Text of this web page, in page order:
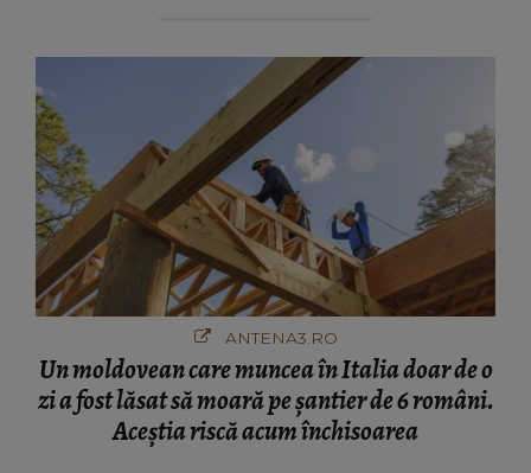
ANTENA3.RO
Un moldovean care muncea în Italia doar de o
zi a fost lăsat să moară pe şantier de 6 români.
Aceștia riscă acum închisoarea